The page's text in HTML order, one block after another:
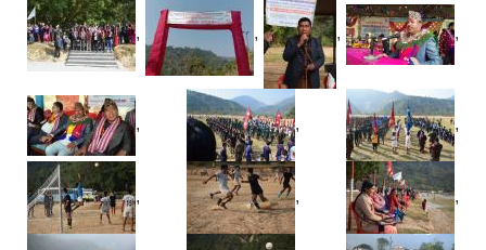
, , , ,
, , ,
, , ,